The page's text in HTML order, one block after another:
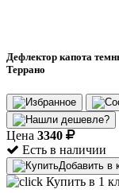
Дефлектор капота
Террано
Цена 3340
Есть в наличии
Купить в 1